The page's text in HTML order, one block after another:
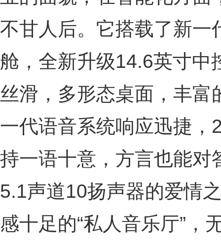
不甘人后。它搭载了新一
舱，全新升级14.6英寸中
丝滑，多形态桌面，丰
一代语音系统响应迅捷
持一语十意，方言也能对
5.1声道10扬声器的爱情
感十足的“私人音乐厅”，